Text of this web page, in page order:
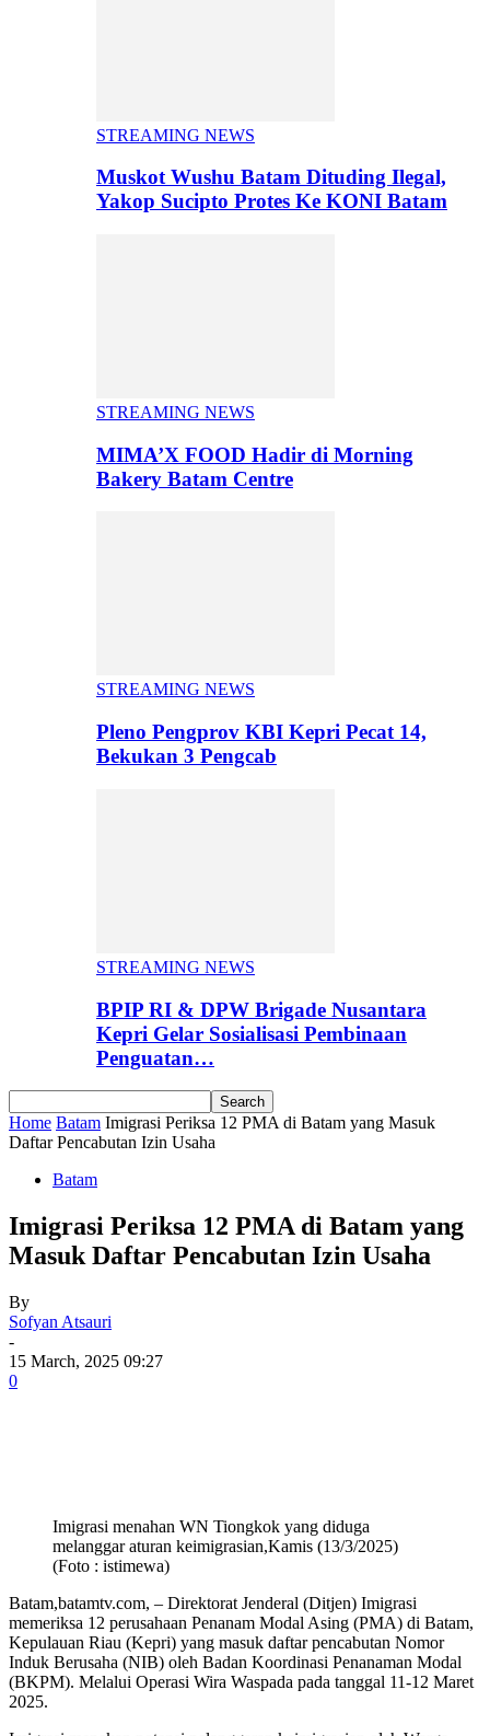
STREAMING NEWS
Muskot Wushu Batam Dituding Ilegal,
Yakop Sucipto Protes Ke KONI Batam
STREAMING NEWS
MIMA’X FOOD Hadir di Morning
Bakery Batam Centre
STREAMING NEWS
Pleno Pengprov KBI Kepri Pecat 14,
Bekukan 3 Pengcab
STREAMING NEWS
BPIP RI & DPW Brigade Nusantara
Kepri Gelar Sosialisasi Pembinaan
Penguatan…
Home Batam Imigrasi Periksa 12 PMA di Batam yang Masuk
Daftar Pencabutan Izin Usaha
Batam
Imigrasi Periksa 12 PMA di Batam yang
Masuk Daftar Pencabutan Izin Usaha
By
Sofyan Atsauri
-
15 March, 2025 09:27
0
Imigrasi menahan WN Tiongkok yang diduga
melanggar aturan keimigrasian,Kamis (13/3/2025)
(Foto : istimewa)
Batam,batamtv.com, – Direktorat Jenderal (Ditjen) Imigrasi
memeriksa 12 perusahaan Penanam Modal Asing (PMA) di Batam,
Kepulauan Riau (Kepri) yang masuk daftar pencabutan Nomor
Induk Berusaha (NIB) oleh Badan Koordinasi Penanaman Modal
(BKPM). Melalui Operasi Wira Waspada pada tanggal 11-12 Maret
2025.